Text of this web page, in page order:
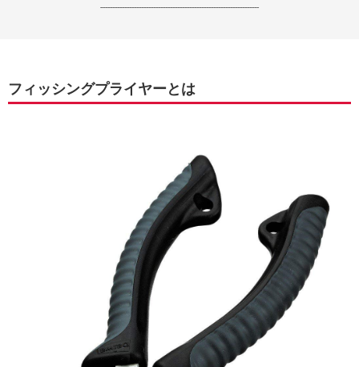
------------------------------------------------------------------
フィッシングプライヤーとは